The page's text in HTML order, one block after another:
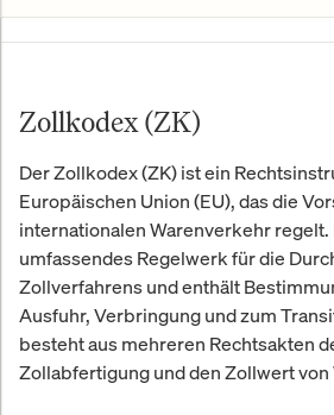
Zollkodex (ZK)
Der Zollkodex (ZK) ist ein
Europäischen Union (EU), das die
internationalen Warenverkehr regelt.
umfassendes Regelwerk für die
Zollverfahrens und enthält
Ausfuhr, Verbringung und zum
besteht aus mehreren Rechtsakten
Zollabfertigung und den Zollwert von